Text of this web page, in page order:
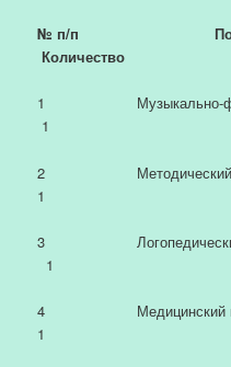
№ п/п
Количество
1 Музыкально-
1
2
1
3
1
4
1